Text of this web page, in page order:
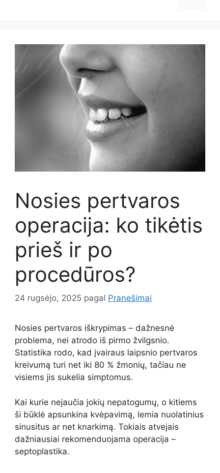
Nosies pertvaros
operacija: ko tikėtis
prieš ir po
procedūros?
24 rugsėjo, 2025 pagal Pranešimai
Nosies pertvaros iškrypimas – dažnesnė
problema, nei atrodo iš pirmo žvilgsnio.
Statistika rodo, kad įvairaus laipsnio pertvaros
kreivumą turi net iki 80 % žmonių, tačiau ne
visiems jis sukelia simptomus.
Kai kurie nejaučia jokių nepatogumų, o kitiems
ši būklė apsunkina kvėpavimą, lemia nuolatinius
sinusitus ar net knarkimą. Tokiais atvejais
dažniausiai rekomenduojama operacija –
septoplastika.